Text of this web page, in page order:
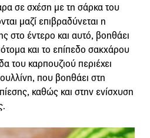
σε σχέση με τη σάρκα του
μαζί επιβραδύνεται η
στο έντερο και αυτό, βοηθάει
και το επίπεδο σακχάρου
του καρπουζιού περιέχει
που βοηθάει στη
καθώς και στην ενίσχυση